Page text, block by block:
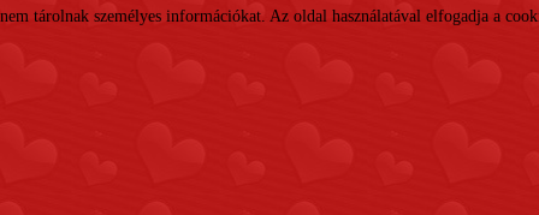
nem tárolnak személyes információkat. Az oldal használatával elfogadja a